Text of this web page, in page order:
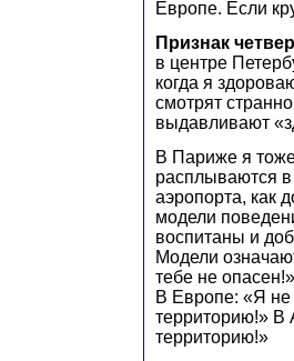
Европе. Если
Признак
в центре
когда я
смотрят
выдавливают
В Париже я
расплываются
аэропорта, как
модели
воспитаны и
Модели
тебе не
В Европе: «Я
территорию!» В
территорию!»